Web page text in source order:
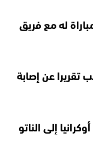
له مع فريق
تقريرا عن إصابة
إلى الناتو